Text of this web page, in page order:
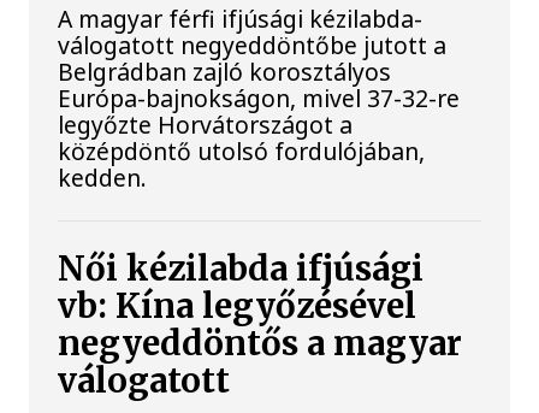
A magyar férfi ifjúsági kézilabda-
válogatott negyeddöntőbe jutott a
Belgrádban zajló korosztályos
Európa-bajnokságon, mivel 37-32-re
legyőzte Horvátországot a
középdöntő utolsó fordulójában,
kedden.
Női kézilabda ifjúsági
vb: Kína legyőzésével
negyeddöntős a magyar
válogatott